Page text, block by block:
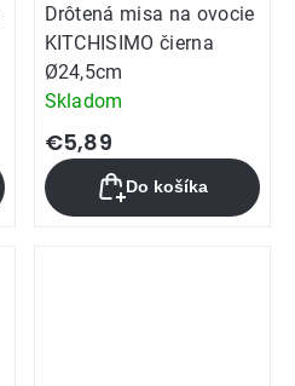
Drôtená misa na ovocie
KITCHISIMO čierna
Ø24,5cm
Skladom
€5,89
Do košíka